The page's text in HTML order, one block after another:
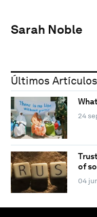
Sarah Noble
Últimos Artículos
24
of
04